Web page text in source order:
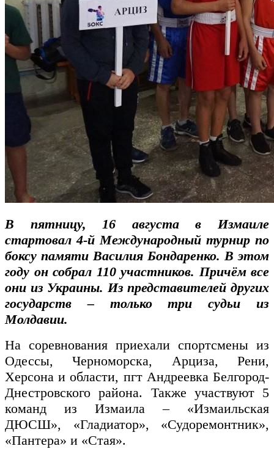
В пятницу, 16 августа в Измаиле
стартовал 4-й Международный турнир по
боксу памяти Василия Бондаренко. В этом
году он собрал 110 участников. Причём все
они из Украины. Из представителей других
государств – только три судьи из
Молдавии.
На соревнования приехали спортсмены из
Одессы, Черноморска, Арциза, Рени,
Херсона и области, пгт Андреевка Белгород-
Днестровского района. Также участвуют 5
команд из Измаила – «Измаильская
ДЮСШ», «Гладиатор», «Судоремонтник»,
«Пантера» и «Стая».